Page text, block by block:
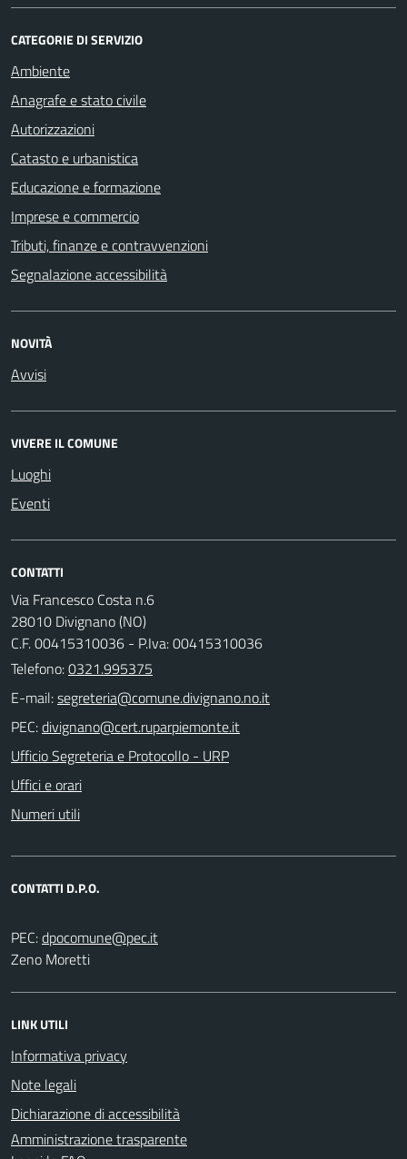
CATEGORIE DI SERVIZIO
Ambiente
Anagrafe e stato civile
Autorizzazioni
Catasto e urbanistica
Educazione e formazione
Imprese e commercio
Tributi, finanze e contravvenzioni
Segnalazione accessibilità
NOVITÀ
Avvisi
VIVERE IL COMUNE
Luoghi
Eventi
CONTATTI
Via Francesco Costa n.6
28010 Divignano (NO)
C.F. 00415310036 - P.Iva: 00415310036
Telefono:0321.995375
E-mail:
PEC:
Ufficio Segreteria e Protocollo - URP
Uffici e orari
Numeri utili
CONTATTI D.P.O.
PEC:
Zeno Moretti
LINK UTILI
Informativa privacy
Note legali
Dichiarazione di accessibilità
Amministrazione trasparente